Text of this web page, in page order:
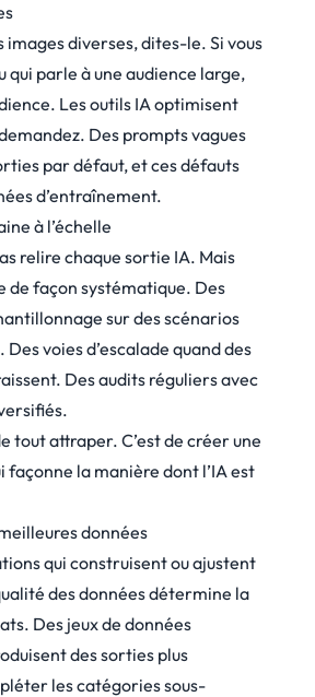
images diverses, dites-le. Si vous
qui parle à une audience large,
Les outils IA optimisent
Des prompts vagues
par défaut, et ces défauts
d’entraînement.
à l’échelle
relire chaque sortie IA. Mais
de façon systématique. Des
sur des scénarios
voies d’escalade quand des
Des audits réguliers avec
tout attraper. C’est de créer une
façonne la manière dont l’IA est
données
qui construisent ou ajustent
des données détermine la
Des jeux de données
des sorties plus
les catégories sous-